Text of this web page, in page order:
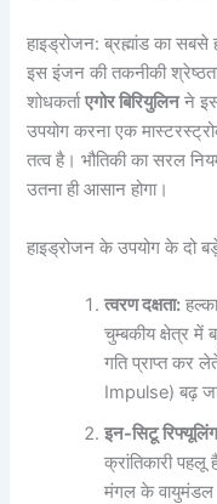
हाइड्रोजन: ब्रह्मांड का
इस इंजन की तकनीकी
शोधकर्ताएगोर बिरियुलिनने इस
उपयोग करना एक
तत्व है। भौतिकी का सरल
उतना ही आसान होगा।
हाइड्रोजन के उपयोग के दो
त्वरण दक्षता:
चुम्बकीय क्षेत्र
गति प्राप्त कर
Impulse) बढ़
इन-सिटू
क्रांतिकारी
मंगल के वायुमंडल